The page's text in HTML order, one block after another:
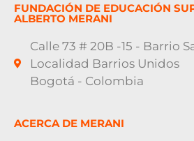
FUNDACIÓN DE EDUCACIÓN
ALBERTO MERANI
Calle 73 # 20B -15 - Barrio
Localidad Barrios Unidos
Bogotá - Colombia
ACERCA DE MERANI